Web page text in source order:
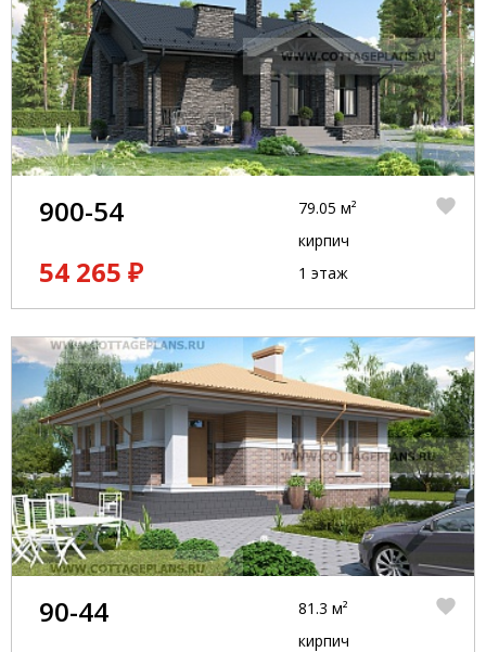
900-54
54 265 ₽
79.05 м²
кирпич
1 этаж
90-44
81.3 м²
кирпич